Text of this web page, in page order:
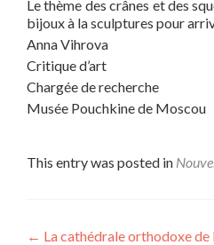
Le thème des crânes et des
bijoux à la sculptures pour
Anna Vihrova
Critique d’art
Chargée de recherche
Musée Pouchkine de Moscou
This entry was posted in
← La cathédrale orthodoxe de